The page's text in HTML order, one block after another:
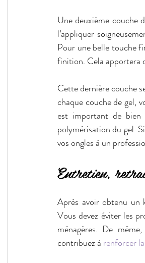
Une deuxième couche
l’appliquer
Pour une belle touche
finition. Cela apportera
Cette dernière couche
chaque couche de gel,
est important de bien
polymérisation du gel.
vos ongles à un
Entretien,
Après avoir obtenu un
Vous devez éviter les
ménagères. De
contribuez à renforcer